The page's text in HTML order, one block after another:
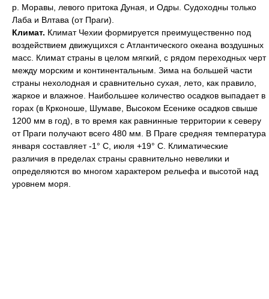
р. Моравы, левого притока Дуная, и Одры. Судоходны только
Лаба и Влтава (от Праги).
Климат. Климат Чехии формируется преимущественно под
воздействием движущихся с Атлантического океана воздушных
масс. Климат страны в целом мягкий, с рядом переходных черт
между морским и континентальным. Зима на большей части
страны нехолодная и сравнительно сухая, лето, как правило,
жаркое и влажное. Наибольшее количество осадков выпадает в
горах (в Крконоше, Шумаве, Высоком Есенике осадков свыше
1200 мм в год), в то время как равнинные территории к северу
от Праги получают всего 480 мм. В Праге средняя температура
января составляет -1° C, июля +19° C. Климатические
различия в пределах страны сравнительно невелики и
определяются во многом характером рельефа и высотой над
уровнем моря.